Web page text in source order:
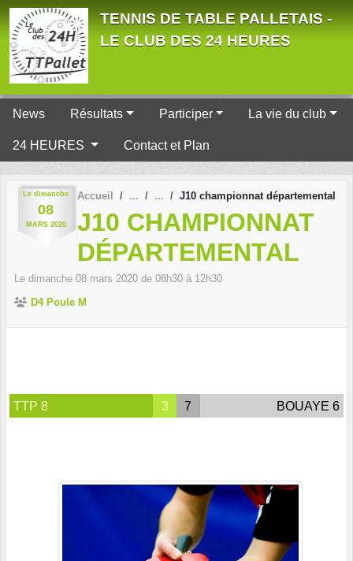
TENNIS DE TABLE PALLETAIS -
LE CLUB DES 24 HEURES
News Résultats Participer La vie du club
24 HEURES Contact et Plan
Le dimanche
08
MARS 2020
Accueil J10 championnat départemental
J10 CHAMPIONNAT
DÉPARTEMENTAL
Le dimanche 08 mars 2020 de 08h30 à 12h30
D4 Poule M
TTP 8 3 7 BOUAYE 6
Panneau de gestion des cookies